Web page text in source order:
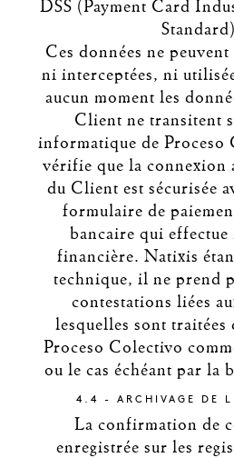
DSS (Payment Card
Ces données ne
ni interceptées, ni
aucun moment les
Client ne transitent
informatique de Proceso
vérifie que la connexion
du Client est sécurisée
formulaire de
bancaire qui
financière. Natixis
technique, il ne prend
contestations liées
lesquelles sont traitées
Proceso Colectivo
ou le cas échéant par la
4.4 - ARCHIVAGE DE
La confirmation de
enregistrée sur les